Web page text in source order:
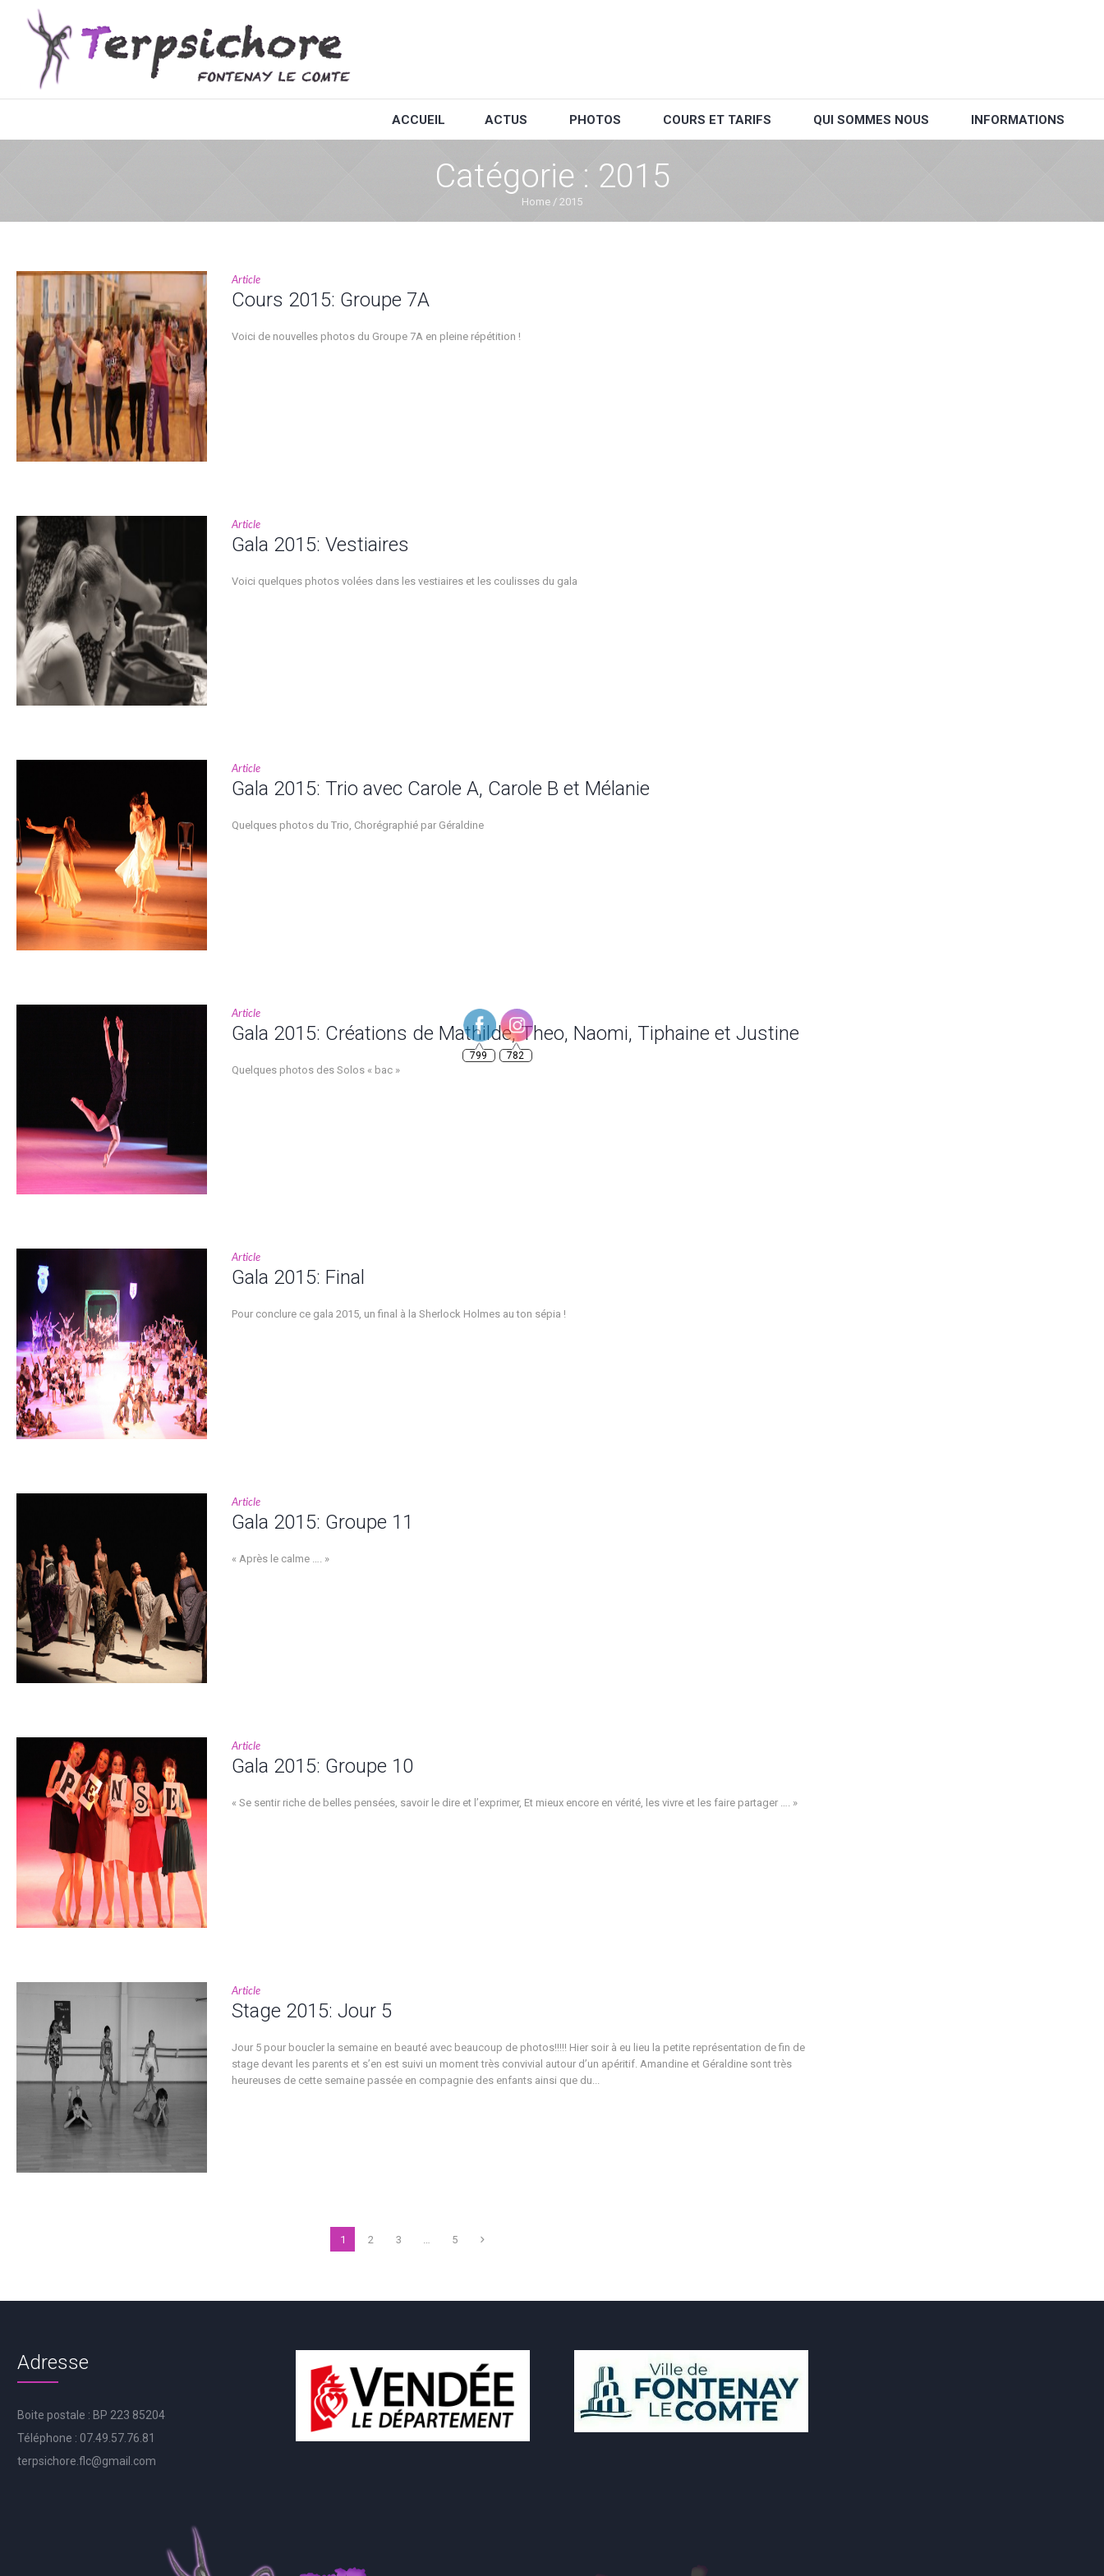
ACCUEIL ACTUS PHOTOS COURS ET TARIFS QUI SOMMES NOUS INFORMATIONS
Catégorie : 2015
Home / 2015
Article
Cours 2015: Groupe 7A
Voici de nouvelles photos du Groupe 7A en pleine répétition !
Article
Gala 2015: Vestiaires
Voici quelques photos volées dans les vestiaires et les coulisses du gala
Article
Gala 2015: Trio avec Carole A, Carole B et Mélanie
Quelques photos du Trio, Chorégraphié par Géraldine
Article
Gala 2015: Créations de Mathilde, Theo, Naomi, Tiphaine et Justine
Quelques photos des Solos « bac »
Article
Gala 2015: Final
Pour conclure ce gala 2015, un final à la Sherlock Holmes au ton sépia !
Article
Gala 2015: Groupe 11
« Après le calme …. »
Article
Gala 2015: Groupe 10
« Se sentir riche de belles pensées, savoir le dire et l’exprimer, Et mieux encore en vérité, les vivre et les faire partager …. »
Article
Stage 2015: Jour 5
Jour 5 pour boucler la semaine en beauté avec beaucoup de photos!!!!! Hier soir à eu lieu la petite représentation de fin de
stage devant les parents et s’en est suivi un moment très convivial autour d’un apéritif. Amandine et Géraldine sont très
heureuses de cette semaine passée en compagnie des enfants ainsi que du...
1 2 3 5
Adresse
Boite postale : BP 223 85204
Téléphone : 07.49.57.76.81
terpsichore.flc@gmail.com